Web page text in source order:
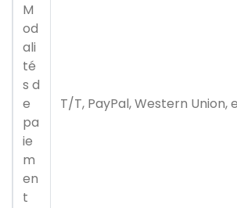
M
od
ali
té
s d
e
pa
ie
m
en
t
T/T, PayPal, Western Union,